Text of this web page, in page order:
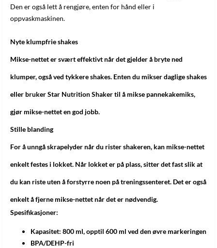
Den er også lett å rengjøre, enten for hånd eller i
oppvaskmaskinen.
Nyte klumpfrie shakes
Mikse-nettet er svært effektivt når det gjelder å bryte ned
klumper, også ved tykkere shakes. Enten du mikser daglige shakes
eller bruker Star Nutrition Shaker til å mikse pannekakemiks,
gjør mikse-nettet en god jobb.
Stille blanding
For å unngå skrapelyder når du rister shakeren, kan mikse-nettet
enkelt festes i lokket. Når lokket er på plass, sitter det fast slik at
du kan riste uten å forstyrre noen på treningssenteret. Det er også
enkelt å fjerne mikse-nettet når det er nødvendig.
Spesifikasjoner:
Kapasitet: 800 ml, opptil 600 ml ved den øvre markeringen
BPA/DEHP-fri